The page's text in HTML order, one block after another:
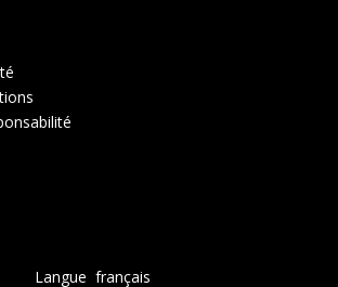
Langue